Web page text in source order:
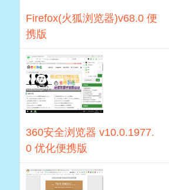
Firefox(火狐浏览器)v68.0 便
携版
360安全浏览器 v10.0.1977.
0 优化便携版